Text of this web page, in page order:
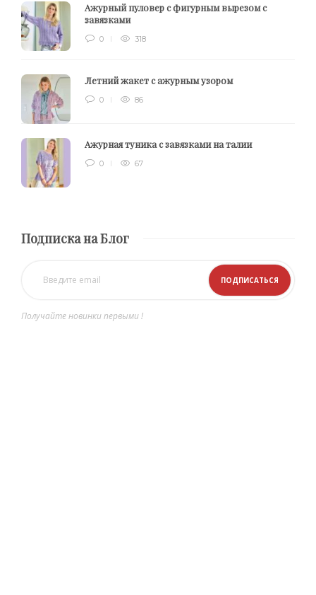
Ажурный пуловер с фигурным вырезом с
завязками
0 318
Летний жакет с ажурным узором
0 86
Ажурная туника с завязками на талии
0 67
Подписка на Блог
Получайте новинки первыми !